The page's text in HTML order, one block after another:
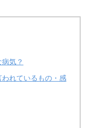
気？
れているもの・感